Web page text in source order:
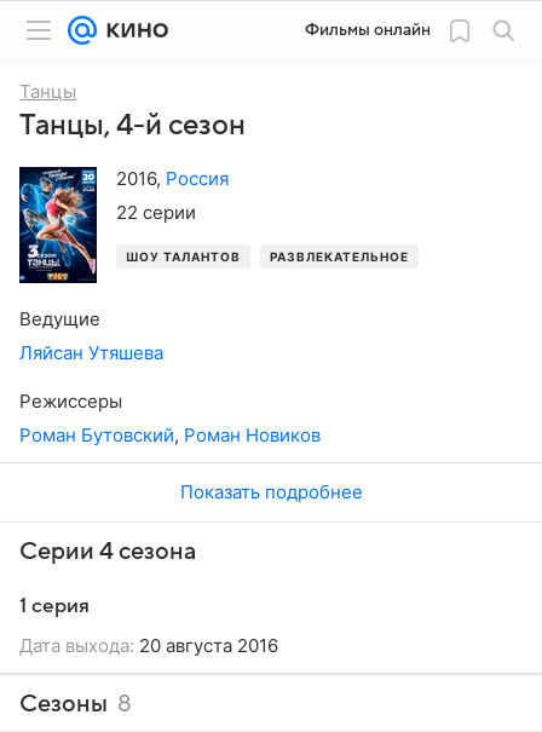
Фильмы онлайн
Танцы
Танцы, 4-й сезон
2016, Россия
22 серии
ШОУ ТАЛАНТОВ РАЗВЛЕКАТЕЛЬНОЕ
Ведущие
Ляйсан Утяшева
Режиссеры
Роман Бутовский, Роман Новиков
Показать подробнее
Серии 4 сезона
1 серия
Дата выхода: 20 августа 2016
Сезоны 8